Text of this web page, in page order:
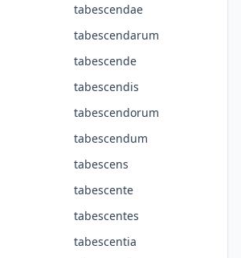
tabescendae
tabescendarum
tabescende
tabescendis
tabescendorum
tabescendum
tabescens
tabescente
tabescentes
tabescentia